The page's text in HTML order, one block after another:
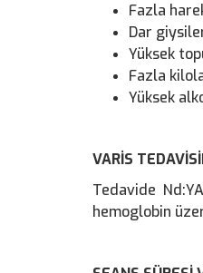
Fazla
Dar
Yüksek
Fazla
Yüksek
VARİS
Tedavide
hemoglobin